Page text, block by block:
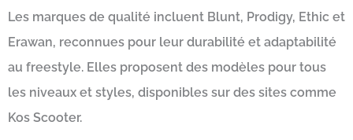
Les marques de qualité incluent Blunt, Prodigy, Ethic et
Erawan, reconnues pour leur durabilité et adaptabilité
au freestyle. Elles proposent des modèles pour tous
les niveaux et styles, disponibles sur des sites comme
Kos Scooter.